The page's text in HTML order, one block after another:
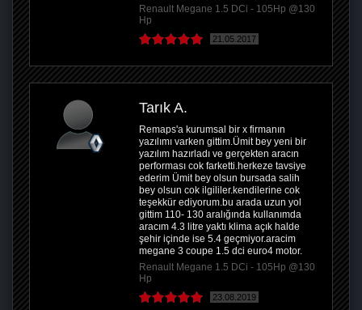
Renault Megane 1.5 DCi - 105Hp @130
Hp
21.05.2017
Tarık A.
Remaps'a kurumsal bir x firmanın
yazılımı varken gittim.Ümit bey yeni bir
yazılım hazırladı ve gerçekten aracın
performası cok farketti.herkeze tavsiye
ederim Ümit bey olsun bursada salih
bey olsun cok ilgililer.kendilerine cok
teşekkür ediyorum.bu arada uzun yol
gittim 110- 130 aralığında kullanımda
aracım 4.3 litre yaktı klima açık halde
şehir içinde ise 5.4 geçmiyor.aracim
megane 3 coupe 1.5 dci euro4 motor.
Renault Megane 1.5 DCi - 105Hp @130
Hp
23.08.2019